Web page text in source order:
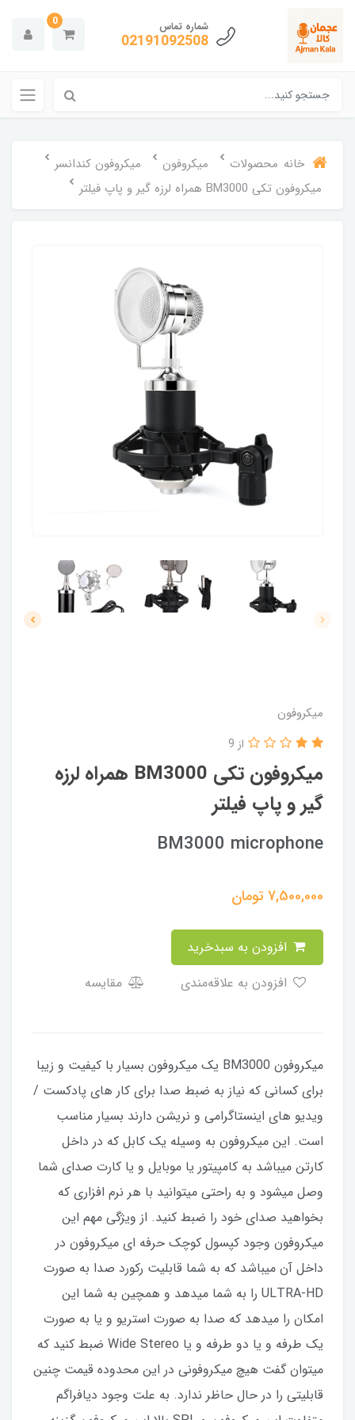
شماره تماس
02191092508
0
خانه محصولات میکروفون
میکروفون کندانسر
میکروفون تکی BM3000 همراه لرزه گیر و پاپ فیلتر
میکروفون
میکروفون تکی BM3000 همراه لرزه
گیر و پاپ فیلتر
از 9
BM3000 microphone
7,500,000تومان
مقایسه
میکروفون BM3000 یک میکروفون بسیار با کیفیت و زیبا
برای کسانی که نیاز به ضبط صدا برای کار های پادکست /
ویدیو های اینستاگرامی و نریشن دارند بسیار مناسب
است. این میکروفون به وسیله یک کابل که در داخل
کارتن میباشد به کامپیتور یا موبایل و یا کارت صدای شما
وصل میشود و به راحتی میتوانید با هر نرم افزاری که
بخواهید صدای خود را ضبط کنید. از ویژگی مهم این
میکروفون وجود کپسول کوچک حرفه ای میکروفون در
داخل آن میباشد که به شما قابلیت رکورد صدا به صورت
ULTRA-HD را به شما میدهد و همچین به شما این
امکان را میدهد که صدا به صورت استریو و یا به صورت
یک طرفه و یا دو طرفه و یا Wide Stereo ضبط کنید که
میتوان گفت هیچ میکروفونی در این محدوده قیمت چنین
قابلیتی را در حال حاظر ندارد. به علت وجود دیافراگم